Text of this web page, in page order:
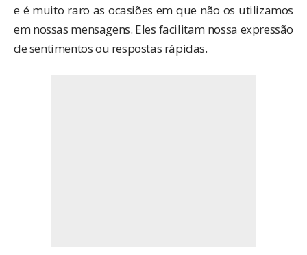
e é muito raro as ocasiões em que não os utilizamos
em nossas mensagens. Eles facilitam nossa expressão
de sentimentos ou respostas rápidas.